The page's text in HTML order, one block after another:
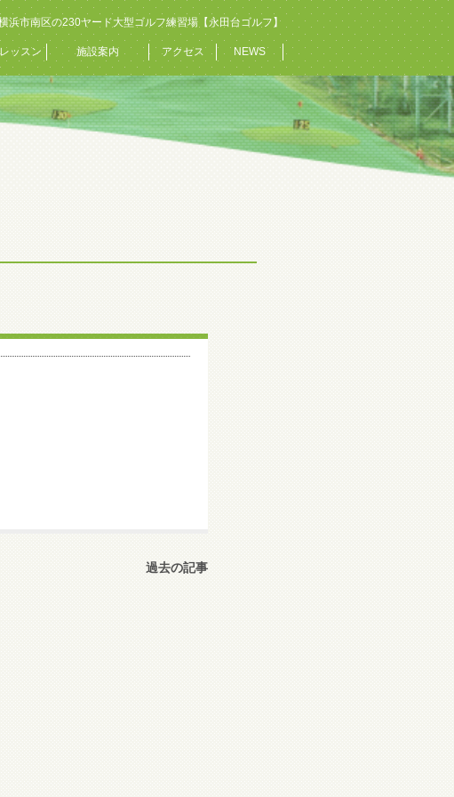
浜市南区の230ヤード大型ゴルフ練習場【永田台ゴルフ】
ッスン 施設案内 アクセス NEWS
過去の記事